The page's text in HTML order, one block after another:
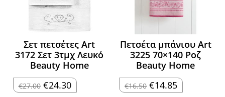
Σετ πετσέτες Art
3172 Σετ 3τμχ Λευκό
Beauty Home
€27.00 Original
price
€24.30Η
τρέχουσα
Πετσέτα μπάνιου Art
3225 70×140 Ροζ
Beauty Home
€16.50 Original
price
€14.85 Η
τρέχουσα